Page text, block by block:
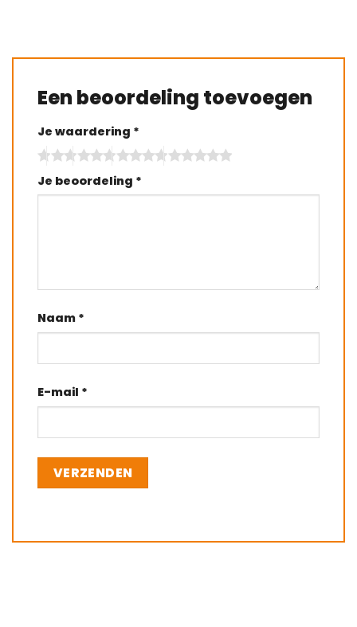
Een beoordeling toevoegen
Je waardering *
Je beoordeling *
Naam *
E-mail *